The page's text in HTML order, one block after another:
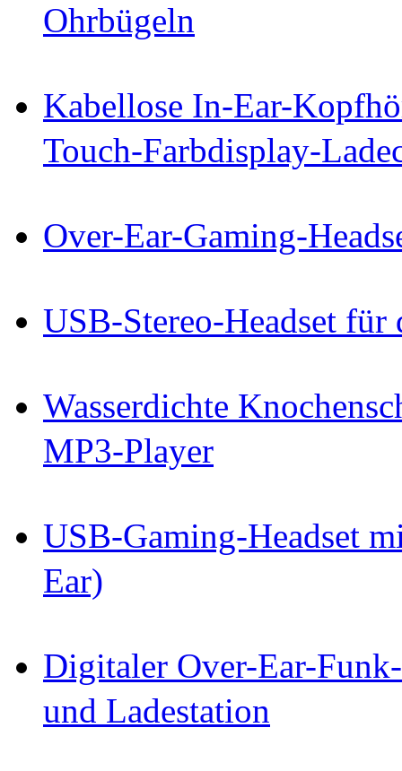
Ohrbügeln
Kabellose In-Ear-
Touch-Farbdisplay-
Over-Ear-Gaming-
USB-Stereo-Headset für
Wasserdichte
MP3-Player
USB-Gaming-Headset
Ear)
Digitaler Over-Ear-
und Ladestation